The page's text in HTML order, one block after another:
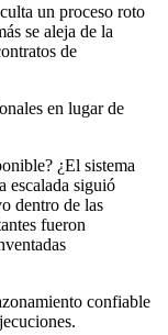
un proceso roto
se aleja de la
de
en lugar de
¿El sistema
escalada siguió
dentro de las
fueron
confiable